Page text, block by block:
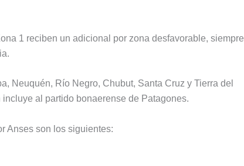
1 reciben un adicional por zona desfavorable, siempre
Neuquén, Río Negro, Chubut, Santa Cruz y Tierra del
al partido bonaerense de Patagones.
Anses son los siguientes: